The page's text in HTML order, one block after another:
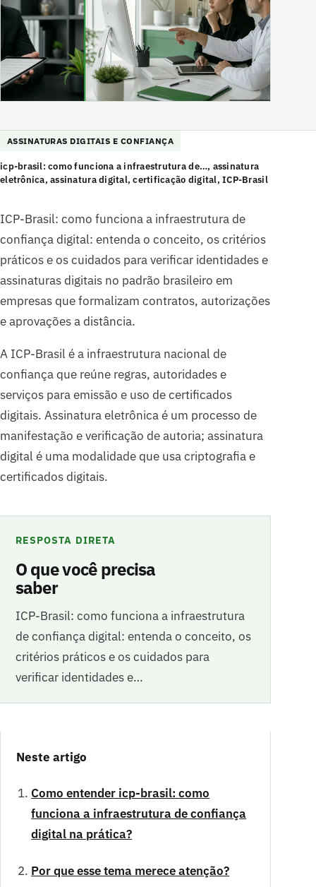
ASSINATURAS DIGITAIS E CONFIANÇA
icp-brasil: como funciona a infraestrutura de…, assinatura
eletrônica, assinatura digital, certificação digital, ICP-Brasil
ICP-Brasil: como funciona a infraestrutura de
confiança digital: entenda o conceito, os critérios
práticos e os cuidados para verificar identidades e
assinaturas digitais no padrão brasileiro em
empresas que formalizam contratos, autorizações
e aprovações a distância.
A ICP-Brasil é a infraestrutura nacional de
confiança que reúne regras, autoridades e
serviços para emissão e uso de certificados
digitais. Assinatura eletrônica é um processo de
manifestação e verificação de autoria; assinatura
digital é uma modalidade que usa criptografia e
certificados digitais.
RESPOSTA DIRETA
O que você precisa
saber
ICP-Brasil: como funciona a infraestrutura
de confiança digital: entenda o conceito, os
critérios práticos e os cuidados para
verificar identidades e…
Neste artigo
Como entender icp-brasil: como
funciona a infraestrutura de confiança
digital na prática?
Por que esse tema merece atenção?